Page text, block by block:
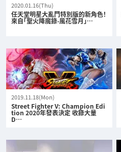
2020.01.16(Thu)
任天堂明星大亂鬥特別版的新角色！
來自「聖火降魔錄-風花雪月」…
2019.11.18(Mon)
Street Fighter V: Champion Edi
tion 2020年發表決定 收錄大量
D…